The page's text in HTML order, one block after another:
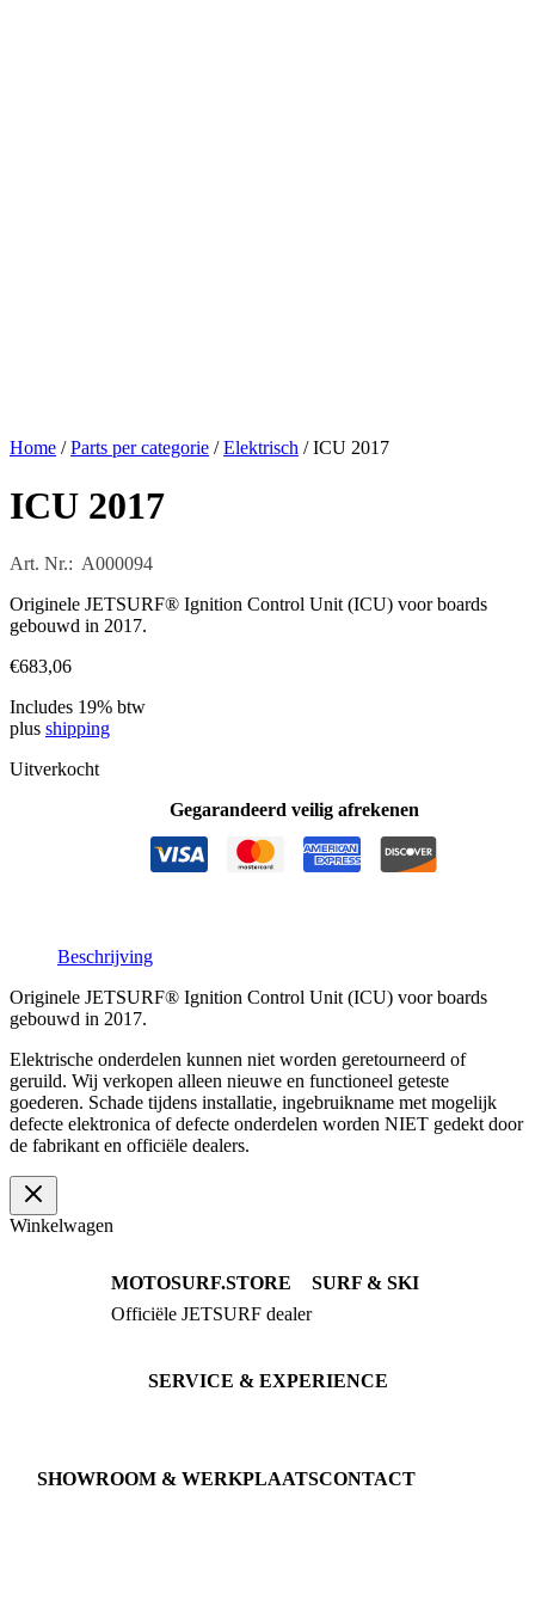
Home /Parts per categorie /Elektrisch / ICU 2017
ICU 2017
Art. Nr.: A000094
Originele JETSURF® Ignition Control Unit (ICU) voor boards
gebouwd in 2017.
€683,06
Includes 19% btw
plus shipping
Uitverkocht
Gegarandeerd veilig afrekenen
Beschrijving
Originele JETSURF® Ignition Control Unit (ICU) voor boards
gebouwd in 2017.
Elektrische onderdelen kunnen niet worden geretourneerd of
geruild. Wij verkopen alleen nieuwe en functioneel geteste
goederen. Schade tijdens installatie, ingebruikname met mogelijk
defecte elektronica of defecte onderdelen worden NIET gedekt door
de fabrikant en officiële dealers.
Winkelwagen
MOTOSURF.STORE
Officiële JETSURF dealer
SURF & SKI
JETSURF Boards
SERVICE & EXPERIENCE
SHOWROOM & WERKPLAATSCONTACT